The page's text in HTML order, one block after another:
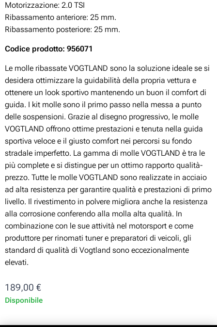
Motorizzazione: 2.0 TSI
Ribassamento anteriore: 25 mm.
Ribassamento posteriore: 25 mm.
Codice prodotto: 956071
Le molle ribassate VOGTLAND sono la soluzione ideale se si
desidera ottimizzare la guidabilità della propria vettura e
ottenere un look sportivo mantenendo un buon il comfort di
guida. I kit molle sono il primo passo nella messa a punto
delle sospensioni. Grazie al disegno progressivo, le molle
VOGTLAND offrono ottime prestazioni e tenuta nella guida
sportiva veloce e il giusto comfort nei percorsi su fondo
stradale imperfetto. La gamma di molle VOGTLAND è tra le
più complete e si distingue per un ottimo rapporto qualità-
prezzo. Tutte le molle VOGTLAND sono realizzate in acciaio
ad alta resistenza per garantire qualità e prestazioni di primo
livello. Il rivestimento in polvere migliora anche la resistenza
alla corrosione conferendo alla molla alta qualità. In
combinazione con le sue attività nel motorsport e come
produttore per rinomati tuner e preparatori di veicoli, gli
standard di qualità di Vogtland sono eccezionalmente
elevati.
189,00 €
Disponibile